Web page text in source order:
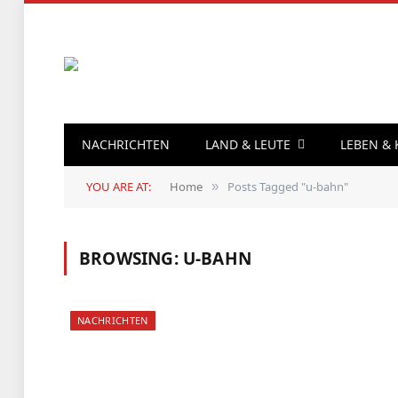
NACHRICHTEN LAND & LEUTE LEBEN &
YOU ARE AT: Home » Posts Tagged "u-bahn"
BROWSING: U-BAHN
NACHRICHTEN